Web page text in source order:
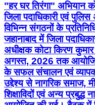
"हर घर तिरंगा" अभियान
जिला पदाधिकारी एवं
विभिन्न संगठनों के
जहानाबाद में जिला
अधीक्षक कोटा किरण
अगस्त, 2026 तक
के सफल संचालन एवं
उद्देश्य से नागरिक समाज,
शिक्षाविदों एवं अन्य